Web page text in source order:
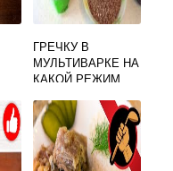
ГРЕЧКУ В
МУЛЬТИВАРКЕ НА
КАКОЙ РЕЖИМ